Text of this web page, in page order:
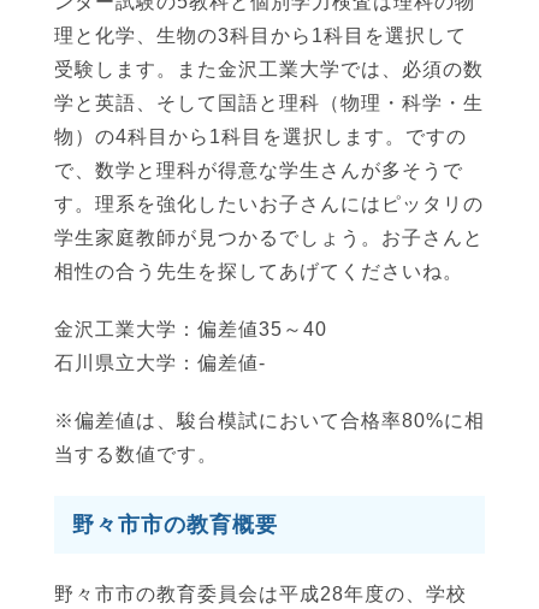
理と化学、生物の3科目から1科目を選択して
受験します。また金沢工業大学では、必須の数
学と英語、そして国語と理科（物理・科学・生
物）の4科目から1科目を選択します。ですの
で、数学と理科が得意な学生さんが多そうで
す。理系を強化したいお子さんにはピッタリの
学生家庭教師が見つかるでしょう。お子さんと
相性の合う先生を探してあげてくださいね。
金沢工業大学：偏差値35～40
石川県立大学：偏差値-
※偏差値は、駿台模試において合格率80%に相
当する数値です。
野々市市の教育概要
野々市市の教育委員会は平成28年度の、学校